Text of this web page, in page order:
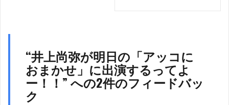
“井上尚弥が明日の「アッコに
おまかせ」に出演するってよ
ー！！ ” への2件のフィードバッ
ク